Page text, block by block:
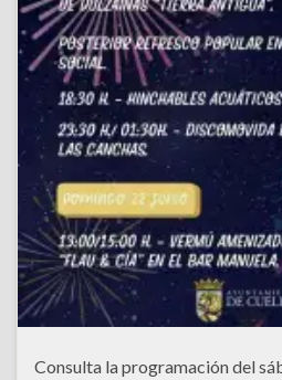
Consulta la programación del